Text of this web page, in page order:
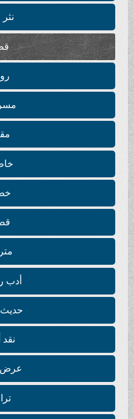
نثر
قصة
رواية
مقالة
خطبة
قضايا
مترجم
أدب
حديث
نقد
عرض
تراجم